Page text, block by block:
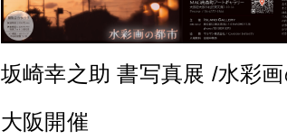
坂崎幸之助 書写真展 /水彩
大阪開催